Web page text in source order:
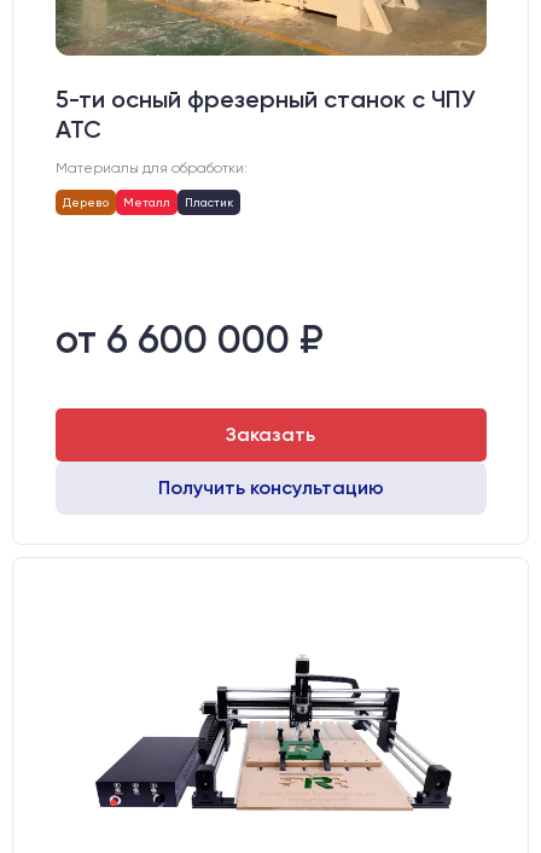
5-ти осный фрезерный станок с ЧПУ
АТС
Материалы для обработки:
Дерево Металл Пластик
от 6 600 000 ₽
Заказать
Получить консультацию